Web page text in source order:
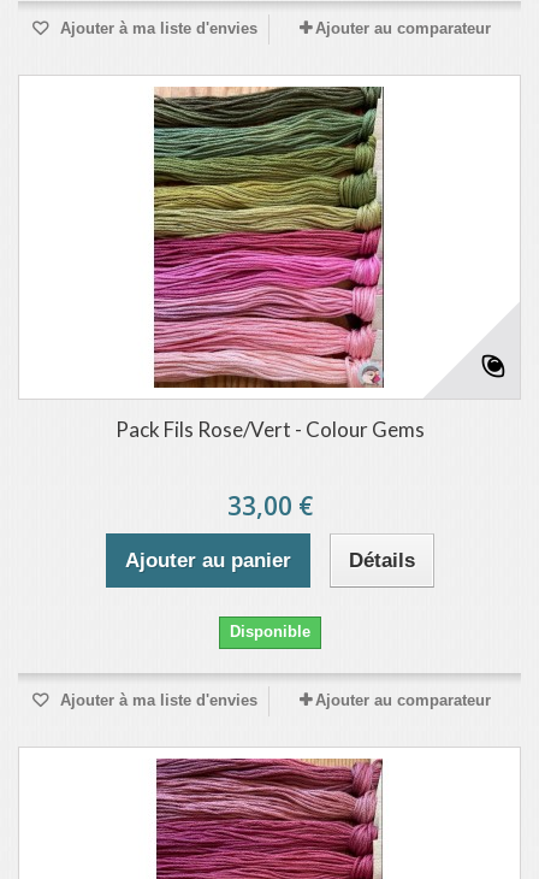
Ajouter à ma liste d'envies Ajouter au comparateur
Pack Fils Rose/Vert - Colour Gems
33,00 €
Ajouter au panier Détails
Disponible
Ajouter à ma liste d'envies Ajouter au comparateur